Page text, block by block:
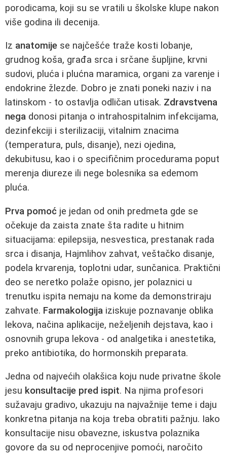
porodicama, koji su se vratili u školske klupe nakon
više godina ili decenija.
Iz anatomije se najčešće traže kosti lobanje,
grudnog koša, građa srca i srčane šupljine, krvni
sudovi, pluća i plućna maramica, organi za varenje i
endokrine žlezde. Dobro je znati poneki naziv i na
latinskom - to ostavlja odličan utisak. Zdravstvena
nega donosi pitanja o intrahospitalnim infekcijama,
dezinfekciji i sterilizaciji, vitalnim znacima
(temperatura, puls, disanje), nezi ojedina,
dekubitusu, kao i o specifičnim procedurama poput
merenja diureze ili nege bolesnika sa edemom
pluća.
Prva pomoć je jedan od onih predmeta gde se
očekuje da zaista znate šta radite u hitnim
situacijama: epilepsija, nesvestica, prestanak rada
srca i disanja, Hajmlihov zahvat, veštačko disanje,
podela krvarenja, toplotni udar, sunčanica. Praktični
deo se neretko polaže opisno, jer polaznici u
trenutku ispita nemaju na kome da demonstriraju
zahvate. Farmakologija iziskuje poznavanje oblika
lekova, načina aplikacije, neželjenih dejstava, kao i
osnovnih grupa lekova - od analgetika i anestetika,
preko antibiotika, do hormonskih preparata.
Jedna od najvećih olakšica koju nude privatne škole
jesu konsultacije pred ispit. Na njima profesori
sužavaju gradivo, ukazuju na najvažnije teme i daju
konkretna pitanja na koja treba obratiti pažnju. Iako
konsultacije nisu obavezne, iskustva polaznika
govore da su od neprocenjive pomoći, naročito